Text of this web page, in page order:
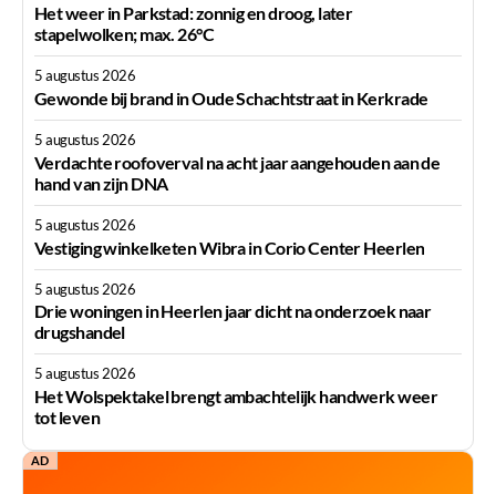
Het weer in Parkstad: zonnig en droog, later
stapelwolken; max. 26°C
5 augustus 2026
Gewonde bij brand in Oude Schachtstraat in Kerkrade
5 augustus 2026
Verdachte roofoverval na acht jaar aangehouden aan de
hand van zijn DNA
5 augustus 2026
Vestiging winkelketen Wibra in Corio Center Heerlen
5 augustus 2026
Drie woningen in Heerlen jaar dicht na onderzoek naar
drugshandel
5 augustus 2026
Het Wolspektakel brengt ambachtelijk handwerk weer
tot leven
AD